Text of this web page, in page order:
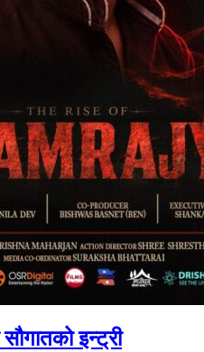
इन्ट्री